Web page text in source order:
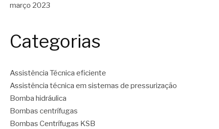
março 2023
Categorias
Assistência Técnica eficiente
Assistência técnica em sistemas de pressurização
Bomba hidráulica
Bombas centrífugas
Bombas Centrífugas KSB